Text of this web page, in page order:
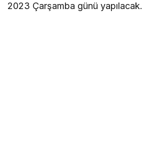
2023 Çarşamba günü yapılacak.